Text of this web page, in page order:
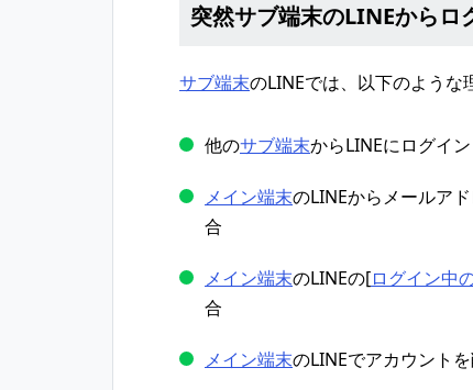
突然サブ端末のLINEからロ
サブ端末のLINEでは、以下のような
他のサブ端末からLINEにログイ
メイン端末のLINEからメールア
合
メイン端末のLINEの[ログイン中
合
メイン端末のLINEでアカウント